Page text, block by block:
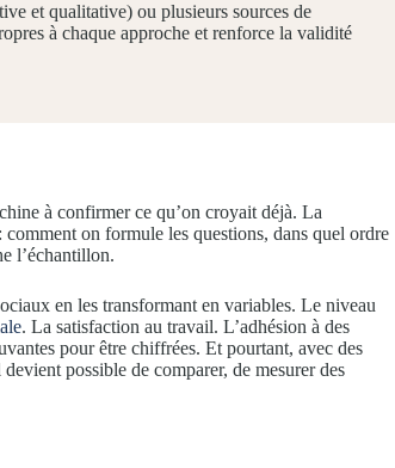
et qualitative) ou plusieurs sources de
à chaque approche et renforce la validité
à confirmer ce qu’on croyait déjà. La
on formule les questions, dans quel ordre
l’échantillon.
en les transformant en variables. Le niveau
. La satisfaction au travail. L’adhésion à des
pour être chiffrées. Et pourtant, avec des
possible de comparer, de mesurer des